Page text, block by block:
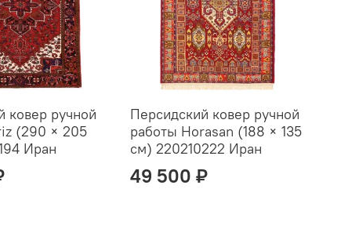
в которой чувствуется ритм и характер.
ковер ручной
(290 × 205
Иран
Персидский ковер ручной
работы Horasan (188 × 135
см) 220210222 Иран
49 500 ₽